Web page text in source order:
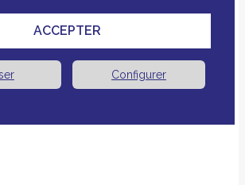
ACCEPTER
Configurer